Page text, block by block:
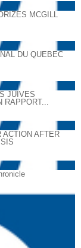
MCGILL
DU QUÉBEC
JUIVES
ACTION AFTER